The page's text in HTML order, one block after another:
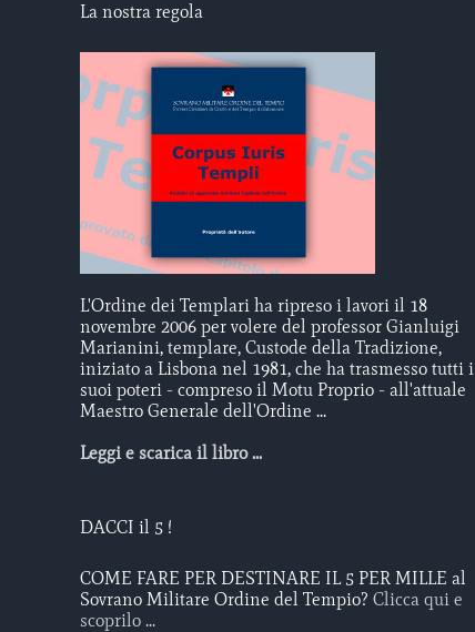
La nostra regola
L'Ordine dei Templari ha ripreso i lavori il 18
novembre 2006 per volere del professor Gianluigi
Marianini, templare, Custode della Tradizione,
iniziato a Lisbona nel 1981, che ha trasmesso tutti i
suoi poteri - compreso il Motu Proprio - all'attuale
Maestro Generale dell'Ordine ...
Leggi e scarica il libro ...
DACCI il 5 !
COME FARE PER DESTINARE IL 5 PER MILLE al
Sovrano Militare Ordine del Tempio? Clicca qui e
scoprilo ...